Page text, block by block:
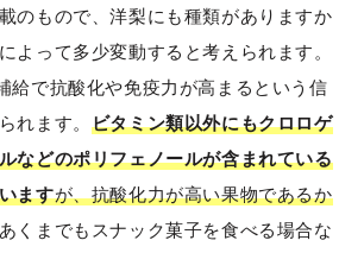
のもので、洋梨にも種類がありますか
よって多少変動すると考えられます。
給で抗酸化や免疫力が高まるという信
れます。 ビタミン類以外にもクロロゲ
などのポリフェノールが含まれている
ますが、抗酸化力が高い果物であるか
くまでもスナック菓子を食べる場合な